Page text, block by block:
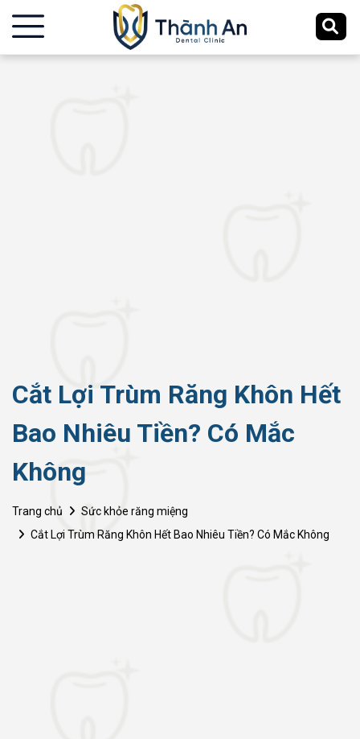
Cắt Lợi Trùm Răng Khôn Hết
Bao Nhiêu Tiền? Có Mắc
Không
Trang chủ
Sức khỏe răng miệng
Cắt Lợi Trùm Răng Khôn Hết Bao Nhiêu Tiền? Có Mắc Không